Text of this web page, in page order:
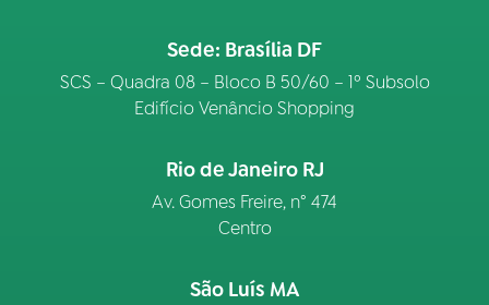
Sede: Brasília DF
SCS – Quadra 08 – Bloco B 50/60 – 1º Subsolo
Edifício Venâncio Shopping
Rio de Janeiro RJ
Av. Gomes Freire, n° 474
Centro
São Luís MA